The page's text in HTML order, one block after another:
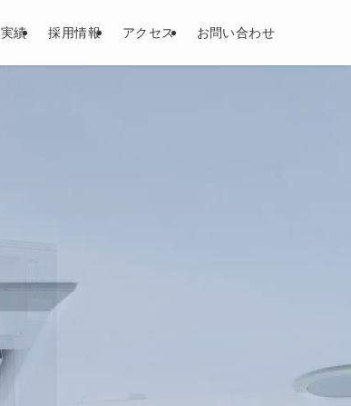
績 採用情報 アクセス お問い合わせ